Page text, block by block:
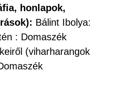
honlapok,
Bálint Ibolya:
: Domaszék
(viharharangok